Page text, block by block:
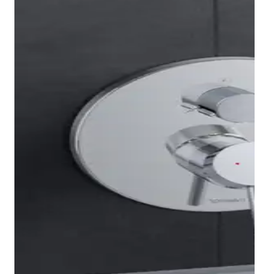
I miscelatori vasca della serie Duravit Circle sono
erogazione abbinata dal design circolare. Tutte le
La funzione AirPlus assicura un getto d'acqua
morbido e pieno per una pulizia piacevole. La
rubinetteria per bidet è inoltre dotata di un giunto
sferico snodato che consente di regolare facilmente
la direzione del getto d'acqua.
Visualizza la rubinetteria bidet